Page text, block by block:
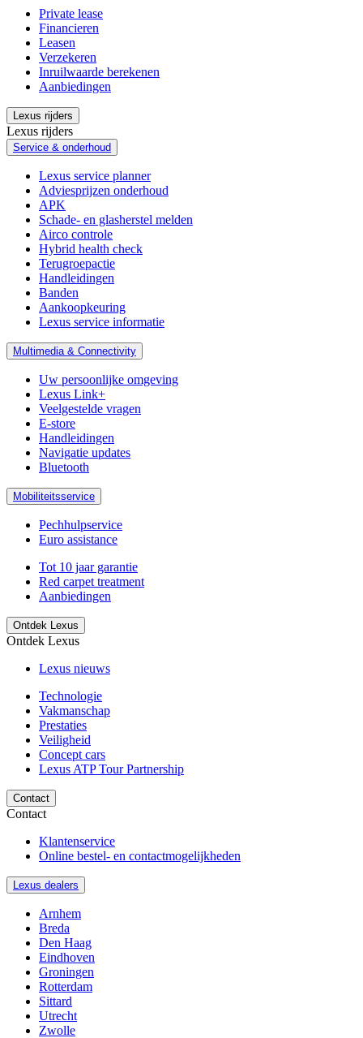
Private lease
Financieren
Leasen
Verzekeren
Inruilwaarde berekenen
Aanbiedingen
Lexus rijders
Lexus rijders
Service & onderhoud
Lexus service planner
Adviesprijzen onderhoud
APK
Schade- en glasherstel melden
Airco controle
Hybrid health check
Terugroepactie
Handleidingen
Banden
Aankoopkeuring
Lexus service informatie
Multimedia & Connectivity
Uw persoonlijke omgeving
Lexus Link+
Veelgestelde vragen
E-store
Handleidingen
Navigatie updates
Bluetooth
Mobiliteitsservice
Pechhulpservice
Euro assistance
Tot 10 jaar garantie
Red carpet treatment
Aanbiedingen
Ontdek Lexus
Ontdek Lexus
Lexus nieuws
Technologie
Vakmanschap
Prestaties
Veiligheid
Concept cars
Lexus ATP Tour Partnership
Contact
Contact
Klantenservice
Online bestel- en contactmogelijkheden
Lexus dealers
Arnhem
Breda
Den Haag
Eindhoven
Groningen
Rotterdam
Sittard
Utrecht
Zwolle